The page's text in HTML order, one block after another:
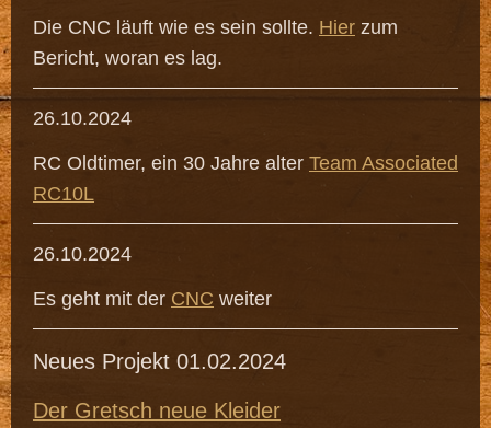
Die CNC läuft wie es sein sollte. Hier zum
Bericht, woran es lag.
26.10.2024
RC Oldtimer, ein 30 Jahre alter Team Associated
RC10L
26.10.2024
Es geht mit der CNC weiter
Neues Projekt 01.02.2024
Der Gretsch neue Kleider